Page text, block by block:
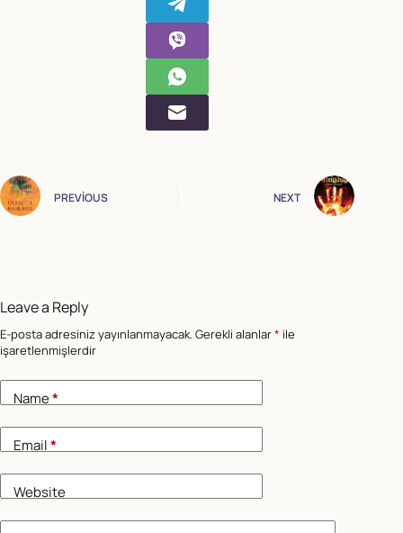
PREVIOUS NEXT
Leave a Reply
E-posta adresiniz yayınlanmayacak.Gerekli alanlar* ile
işaretlenmişlerdir
Name*
Email*
Website